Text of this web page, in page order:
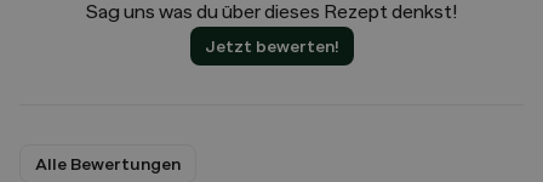
Sag uns was du über dieses Rezept denkst!
Jetzt bewerten!
Alle Bewertungen